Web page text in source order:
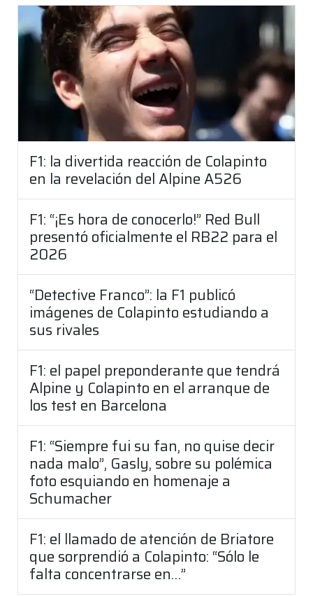
F1: la divertida reacción de Colapinto
en la revelación del Alpine A526
F1: “¡Es hora de conocerlo!” Red Bull
presentó oficialmente el RB22 para el
2026
“Detective Franco”: la F1 publicó
imágenes de Colapinto estudiando a
sus rivales
F1: el papel preponderante que tendrá
Alpine y Colapinto en el arranque de
los test en Barcelona
F1: “Siempre fui su fan, no quise decir
nada malo”, Gasly, sobre su polémica
foto esquiando en homenaje a
Schumacher
F1: el llamado de atención de Briatore
que sorprendió a Colapinto: “Sólo le
falta concentrarse en…”